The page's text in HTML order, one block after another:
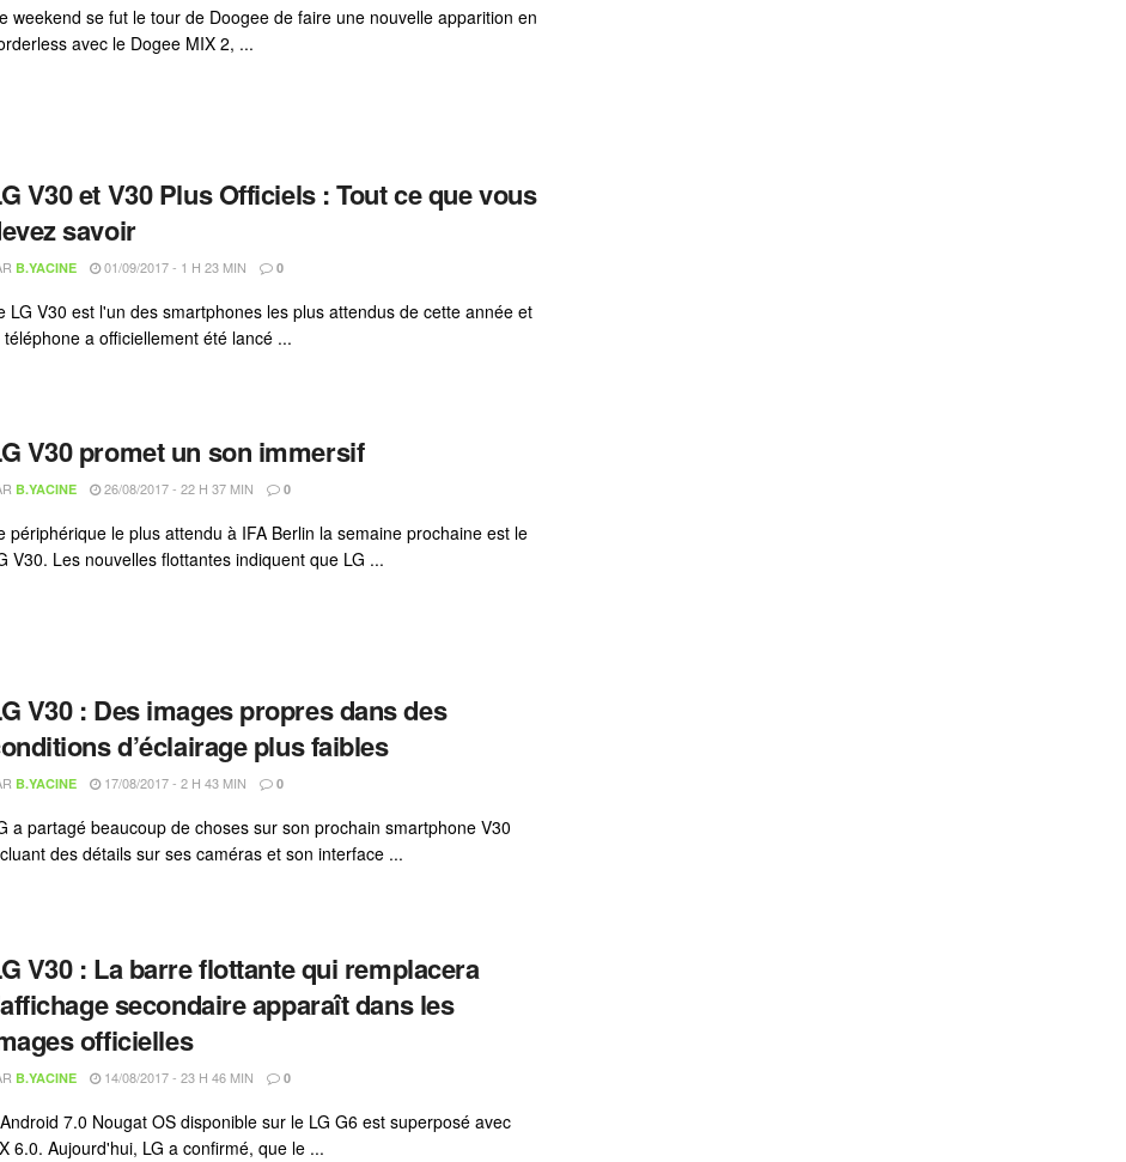
weekend se fut le tour de Doogee de faire une nouvelle apparition en
avec le Dogee MIX 2, ...
V30 et V30 Plus Officiels : Tout ce que vous
savoir
B.YACINE 01/09/2017 - 1 H 23 MIN 0
LG V30 est l'un des smartphones les plus attendus de cette année et
téléphone a officiellement été lancé ...
V30 promet un son immersif
B.YACINE 26/08/2017 - 22 H 37 MIN 0
périphérique le plus attendu à IFA Berlin la semaine prochaine est le
V30. Les nouvelles flottantes indiquent que LG ...
V30 : Des images propres dans des
d’éclairage plus faibles
B.YACINE 17/08/2017 - 2 H 43 MIN 0
a partagé beaucoup de choses sur son prochain smartphone V30
des détails sur ses caméras et son interface ...
V30 : La barre flottante qui remplacera
secondaire apparaît dans les
officielles
B.YACINE 14/08/2017 - 23 H 46 MIN 0
7.0 Nougat OS disponible sur le LG G6 est superposé avec
6.0. Aujourd'hui, LG a confirmé, que le ...